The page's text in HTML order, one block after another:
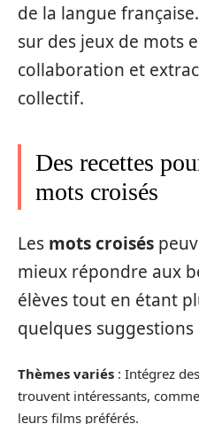
de la langue
sur des jeux de mots
collaboration et
collectif.
Des recettes
mots croisés
Les mots croisés
mieux répondre aux
élèves tout en étant
quelques
Thèmes variés : Intégrez
trouvent intéressants,
leurs films préférés.